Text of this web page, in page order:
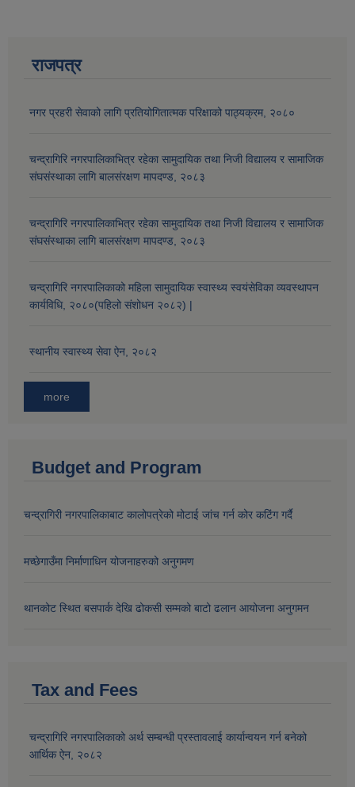
राजपत्र
नगर प्रहरी सेवाको लागि प्रतियोगितात्मक परिक्षाको पाठ्यक्रम, २०८०
चन्द्रागिरि नगरपालिकाभित्र रहेका सामुदायिक तथा निजी विद्यालय र सामाजिक
संघसंस्थाका लागि बालसंरक्षण मापदण्ड, २०८३
चन्द्रागिरि नगरपालिकाभित्र रहेका सामुदायिक तथा निजी विद्यालय र सामाजिक
संघसंस्थाका लागि बालसंरक्षण मापदण्ड, २०८३
चन्द्रागिरि नगरपालिकाको महिला सामुदायिक स्वास्थ्य स्वयंसेविका व्यवस्थापन
कार्यविधि, २०८०(पहिलो संशोधन २०८२) |
स्थानीय स्वास्थ्य सेवा ऐन, २०८२
more
Budget and Program
चन्द्रागिरी नगरपालिकाबाट कालोपत्रेको मोटाई जांच गर्न कोर कटिंग गर्दै
मच्छेगाउँमा निर्माणाधिन योजनाहरुको अनुगमण
थानकोट स्थित बसपार्क देखि ढोकसी सम्मको बाटो ढलान आयोजना अनुगमन
Tax and Fees
चन्द्रागिरि नगरपालिकाको अर्थ सम्बन्धी प्रस्तावलाई कार्यान्वयन गर्न बनेको
आर्थिक ऐन, २०८२